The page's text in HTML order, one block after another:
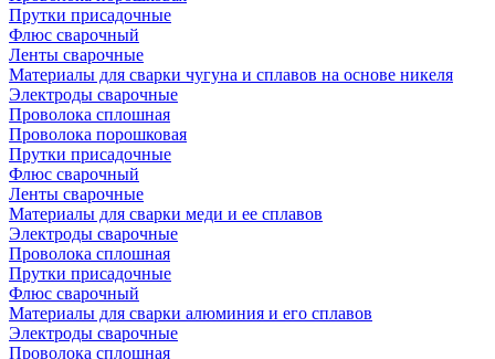
Прутки присадочные
Флюс сварочный
Ленты сварочные
Материалы для сварки чугуна и сплавов на основе никеля
Электроды сварочные
Проволока сплошная
Проволока порошковая
Прутки присадочные
Флюс сварочный
Ленты сварочные
Материалы для сварки меди и ее сплавов
Электроды сварочные
Проволока сплошная
Прутки присадочные
Флюс сварочный
Материалы для сварки алюминия и его сплавов
Электроды сварочные
Проволока сплошная